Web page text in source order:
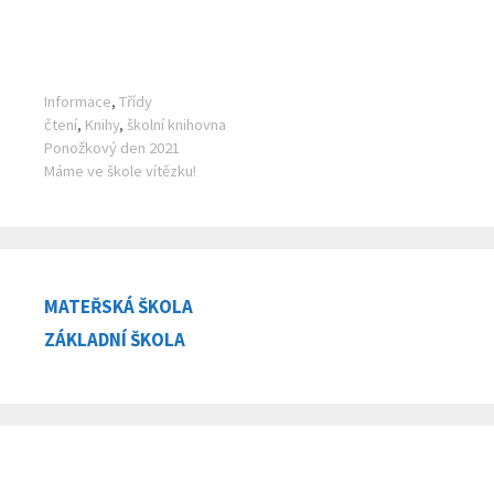
Rubriky
Informace, Třídy
Štítky
čtení, Knihy, školní knihovna
Ponožkový den 2021
Máme ve škole vítězku!
MATEŘSKÁ ŠKOLA
ZÁKLADNÍ ŠKOLA